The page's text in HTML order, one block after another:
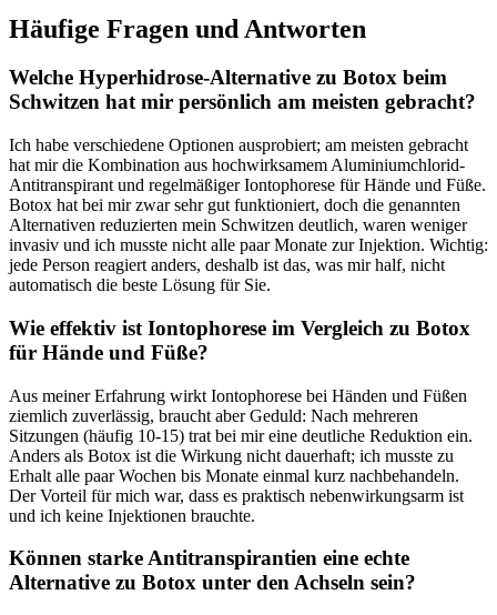
Häufige‌ Fragen und Antworten
Welche Hyperhidrose-Alternative zu Botox ⁢beim
Schwitzen ‍hat mir persönlich am meisten gebracht?
Ich habe verschiedene Optionen ausprobiert; am meisten gebracht
hat⁤ mir die Kombination aus hochwirksamem Aluminiumchlorid-
Antitranspirant und regelmäßiger Iontophorese für Hände und Füße.
Botox hat bei mir zwar sehr gut funktioniert, doch⁢ die genannten
Alternativen reduzierten mein Schwitzen deutlich, waren⁤ weniger‍
invasiv und ich‍ musste nicht alle paar Monate zur Injektion. Wichtig:
jede Person reagiert anders, deshalb ist das, was​ mir half, nicht
automatisch die beste Lösung⁤ für Sie.
Wie effektiv ​ist Iontophorese im Vergleich zu Botox
für Hände und Füße?
Aus meiner Erfahrung‍ wirkt Iontophorese bei Händen und Füßen
ziemlich zuverlässig, braucht aber Geduld: ‌Nach mehreren
Sitzungen (häufig 10-15) trat bei ‍mir eine deutliche ⁢Reduktion ein.
Anders als Botox ist die ‌Wirkung nicht dauerhaft; ich musste zu
Erhalt‍ alle paar Wochen ‍bis Monate einmal kurz nachbehandeln.
Der‌ Vorteil für mich war, dass es praktisch nebenwirkungsarm ist
und ich keine Injektionen brauchte.
Können starke Antitranspirantien eine echte
Alternative zu Botox unter den Achseln sein?